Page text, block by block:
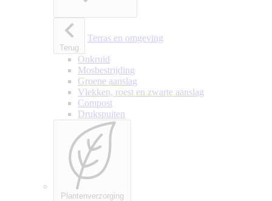
Terug
Terras en omgeving
Onkruid
Mosbestrijding
Groene aanslag
Vlekken, roest en zwarte aanslag
Compost
Drukspuiten
Plantenverzorging